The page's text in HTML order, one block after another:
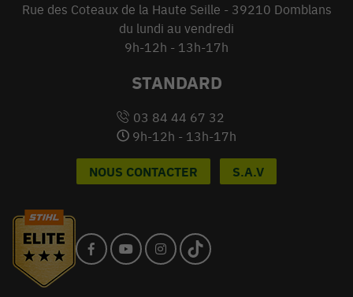
Rue des Coteaux de la Haute Seille - 39210 Domblans
du lundi au vendredi
9h-12h - 13h-17h
STANDARD
03 84 44 67 32
9h-12h - 13h-17h
NOUS CONTACTER S.A.V